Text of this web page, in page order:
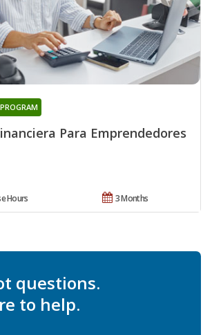
Para Emprendedores
3 Months
Hours
questions.
to help.